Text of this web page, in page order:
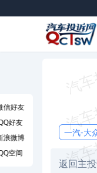
一汽-大
返回主
信好友
好友
浪微博
空间